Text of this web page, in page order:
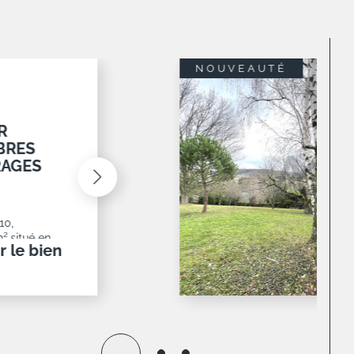
AVEC
sud
et
le bien